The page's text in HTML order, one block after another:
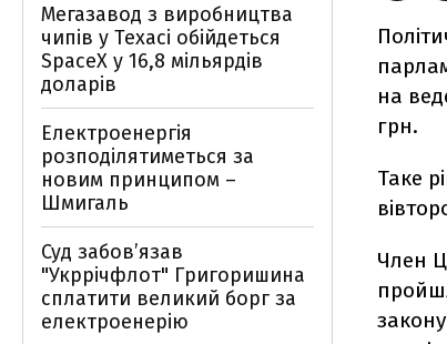
на
грн.
Таке
Член
Мегазавод з виробництва
чипів у Техасі обійдеться
SpaceX у 16,8 мільярдів
доларів
Електроенергія
розподілятиметься за
новим принципом –
Шмигаль
Суд забов’язав
"Укррічфлот" Григоришина
сплатити великий борг за
електроенерію